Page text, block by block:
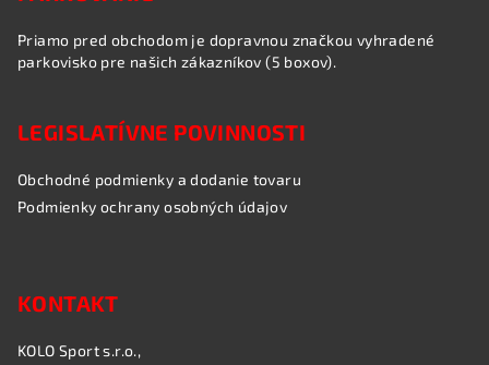
Priamo pred obchodom je dopravnou značkou vyhradené
parkovisko pre našich zákazníkov (5 boxov).
LEGISLATÍVNE POVINNOSTI
Obchodné podmienky a dodanie tovaru
Podmienky ochrany osobných údajov
KONTAKT
KOLO Sport s.r.o.,